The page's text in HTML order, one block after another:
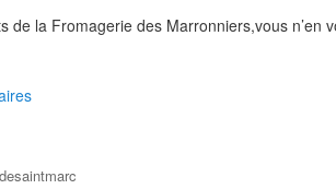
de la Fromagerie des Marronniers,vous n’en